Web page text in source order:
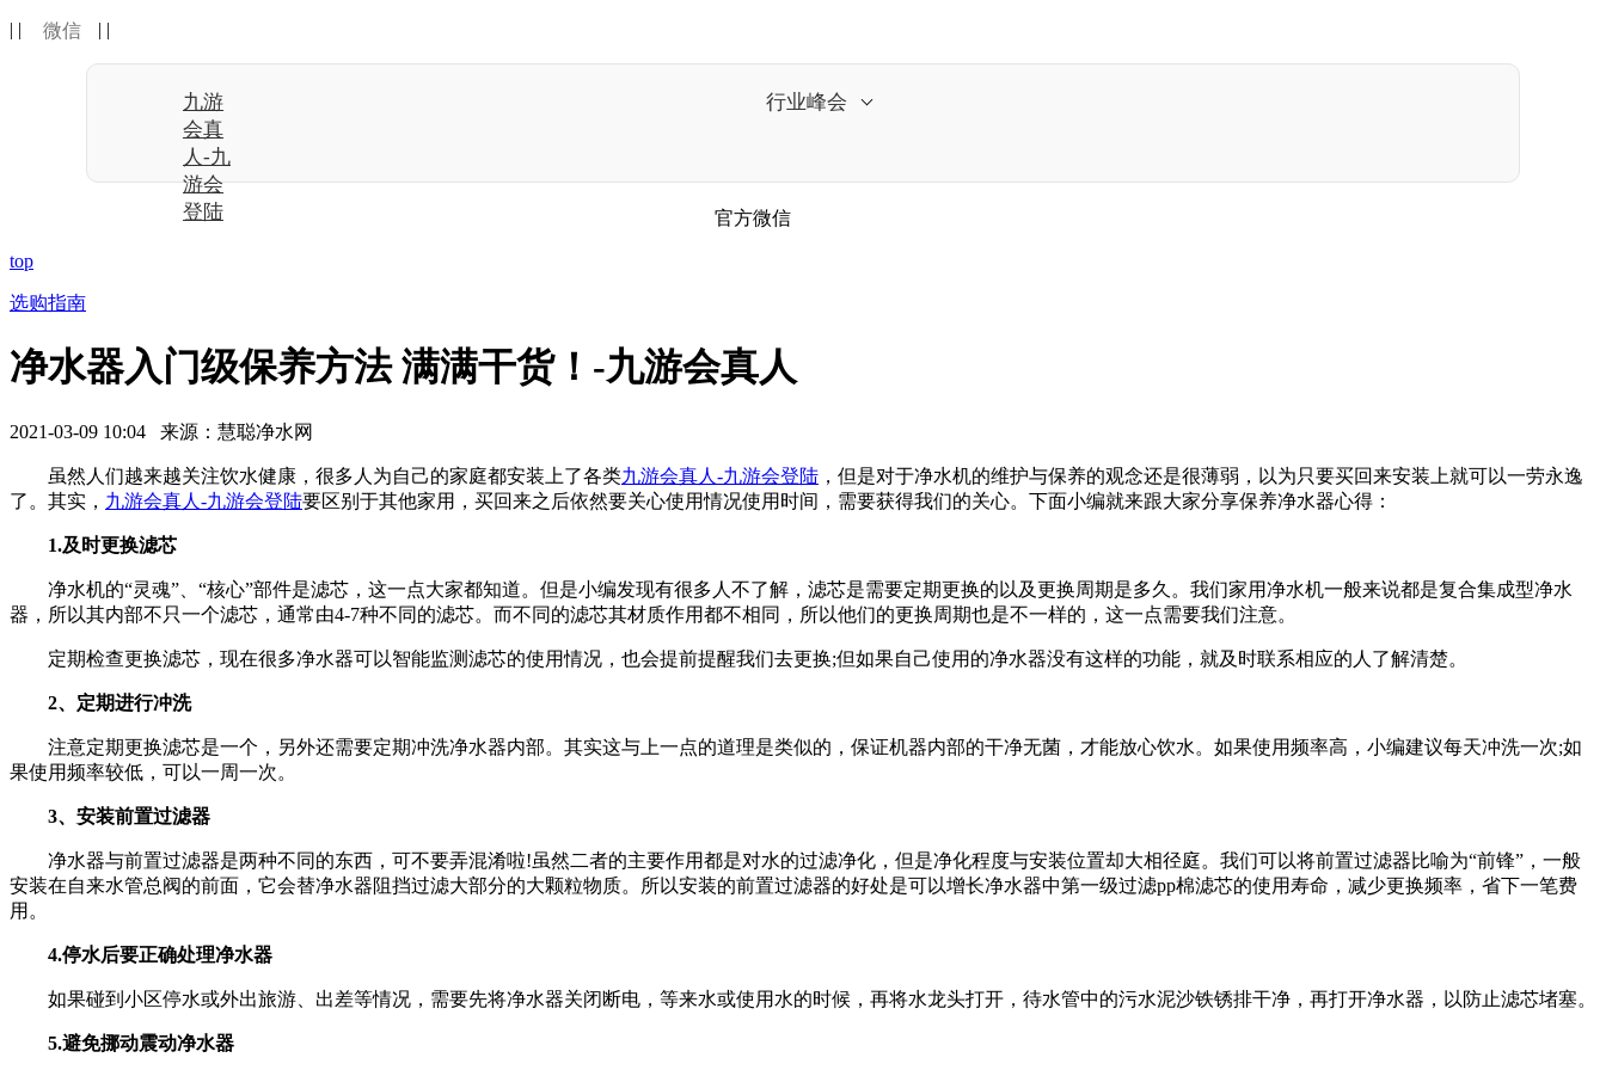
| | 微信 | |
九游
会真
人-九
游会
登陆
行业峰会
官方微信
top
选购指南
净水器入门级保养方法 满满干货！-九游会真人
2021-03-09 10:04 来源：慧聪净水网
虽然人们越来越关注饮水健康，很多人为自己的家庭都安装上了各类九游会真人-九游会登陆 ，但是对于净水机的维护与保养的观念还是很薄弱，以为只要买回来安装上就可以一劳永逸
了。其实， 九游会真人-九游会登陆要区别于其他家用，买回来之后依然要关心使用情况使用时间，需要获得我们的关心。下面小编就来跟大家分享保养净水器心得：
1.及时更换滤芯
净水机的“灵魂”、“核心”部件是滤芯，这一点大家都知道。但是小编发现有很多人不了解，滤芯是需要定期更换的以及更换周期是多久。我们家用净水机一般来说都是复合集成型净水
器，所以其内部不只一个滤芯，通常由4-7种不同的滤芯。而不同的滤芯其材质作用都不相同，所以他们的更换周期也是不一样的，这一点需要我们注意。
定期检查更换滤芯，现在很多净水器可以智能监测滤芯的使用情况，也会提前提醒我们去更换;但如果自己使用的净水器没有这样的功能，就及时联系相应的人了解清楚。
2、定期进行冲洗
注意定期更换滤芯是一个，另外还需要定期冲洗净水器内部。其实这与上一点的道理是类似的，保证机器内部的干净无菌，才能放心饮水。如果使用频率高，小编建议每天冲洗一次;如
果使用频率较低，可以一周一次。
3、安装前置过滤器
净水器与前置过滤器是两种不同的东西，可不要弄混淆啦!虽然二者的主要作用都是对水的过滤净化，但是净化程度与安装位置却大相径庭。我们可以将前置过滤器比喻为“前锋”，一般
安装在自来水管总阀的前面，它会替净水器阻挡过滤大部分的大颗粒物质。所以安装的前置过滤器的好处是可以增长净水器中第一级过滤pp棉滤芯的使用寿命，减少更换频率，省下一笔费
用。
4.停水后要正确处理净水器
如果碰到小区停水或外出旅游、出差等情况，需要先将净水器关闭断电，等来水或使用水的时候，再将水龙头打开，待水管中的污水泥沙铁锈排干净，再打开净水器，以防止滤芯堵塞。
5.避免挪动震动净水器